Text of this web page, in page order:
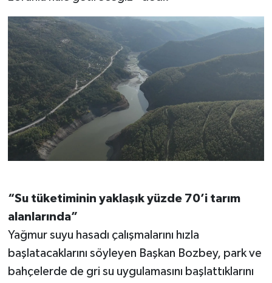
“Su tüketiminin yaklaşık yüzde 70’i tarım
alanlarında”
Yağmur suyu hasadı çalışmalarını hızla
başlatacaklarını söyleyen Başkan Bozbey, park ve
bahçelerde de gri su uygulamasını başlattıklarını